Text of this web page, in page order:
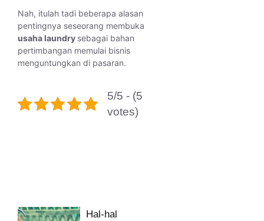
Nah, itulah tadi beberapa alasan
pentingnya seseorang membuka
usaha laundry sebagai bahan
pertimbangan memulai bisnis
menguntungkan di pasaran.
5/5 - (5
votes)
Hal-hal